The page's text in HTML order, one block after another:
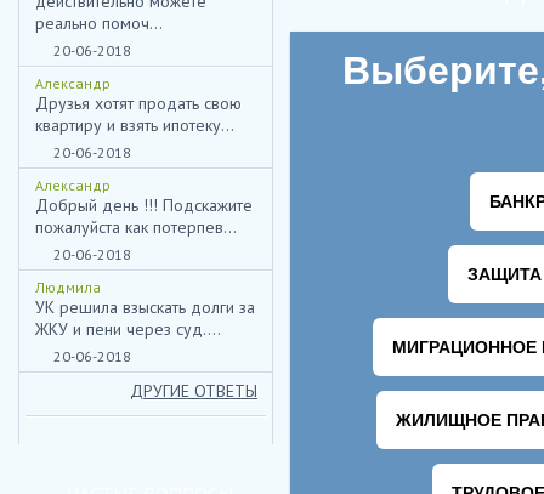
реально помоч...
20-06-2018
Александр
Друзья хотят продать свою
квартиру и взять ипотеку...
20-06-2018
Александр
Добрый день !!! Подскажите
пожалуйста как потерпев...
20-06-2018
Людмила
УК решила взыскать долги за
ЖКУ и пени через суд....
20-06-2018
ДРУГИЕ ОТВЕТЫ